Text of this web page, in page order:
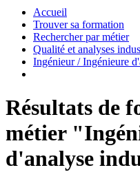
Accueil
Trouver sa formation
Rechercher par métier
Qualité et analyses
Ingénieur / Ingénieure
Résultats de
métier
d'analyse